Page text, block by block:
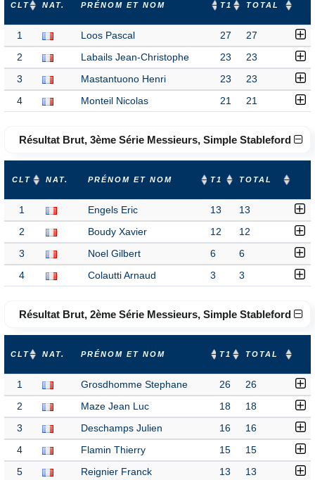
CLT NAT. PRÉNOM ET NOM T1 TOTAL
1 Loos Pascal 27 27
2 Labails Jean-Christophe 23 23
3 Mastantuono Henri 23 23
4 Monteil Nicolas 21 21
Résultat Brut, 3ème Série Messieurs, Simple Stableford
CLT NAT. PRÉNOM ET NOM T1 TOTAL
1 Engels Eric 13 13
2 Boudy Xavier 12 12
3 Noel Gilbert 6 6
4 Colautti Arnaud 3 3
Résultat Brut, 2ème Série Messieurs, Simple Stableford
CLT NAT. PRÉNOM ET NOM T1 TOTAL
1 Grosdhomme Stephane 26 26
2 Maze Jean Luc 18 18
3 Deschamps Julien 16 16
4 Flamin Thierry 15 15
5 Reignier Franck 13 13